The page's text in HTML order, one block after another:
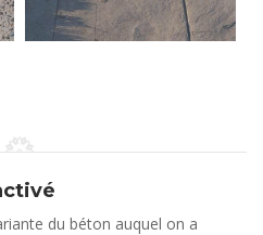
du béton auquel on a